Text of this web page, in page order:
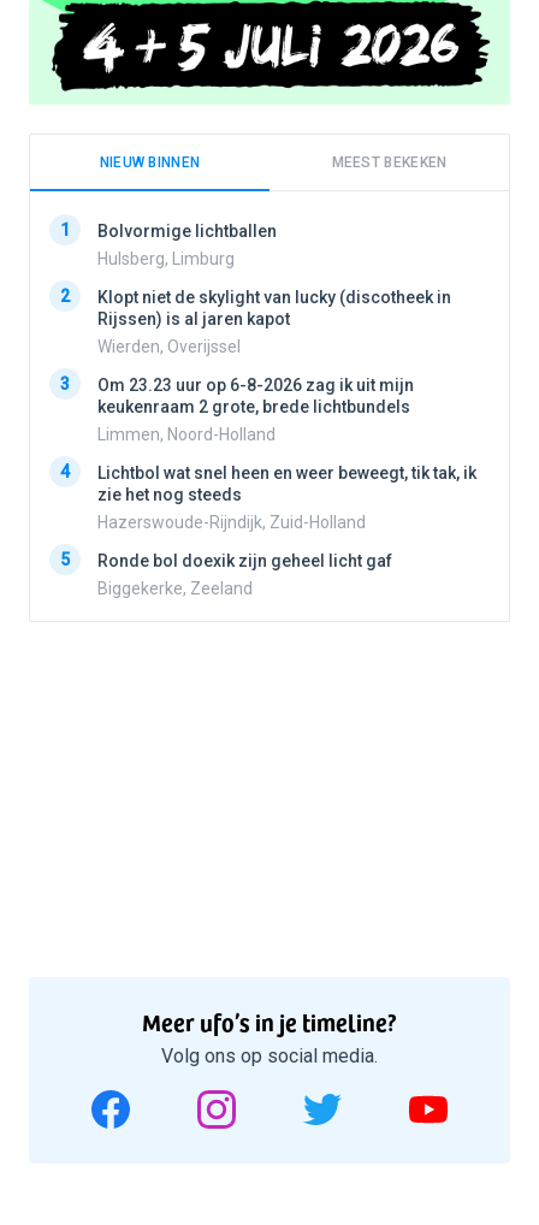
NIEUW BINNEN MEEST BEKEKEN
1
Bolvormige lichtballen
Hulsberg, Limburg
2
Klopt niet de skylight van lucky (discotheek in
Rijssen) is al jaren kapot
Wierden, Overijssel
3
Om 23.23 uur op 6-8-2026 zag ik uit mijn
keukenraam 2 grote, brede lichtbundels
Limmen, Noord-Holland
4
Lichtbol wat snel heen en weer beweegt, tik tak, ik
zie het nog steeds
Hazerswoude-Rijndijk, Zuid-Holland
5
Ronde bol doexik zijn geheel licht gaf
Biggekerke, Zeeland
Meer ufo’s in je timeline?
Volg ons op social media.